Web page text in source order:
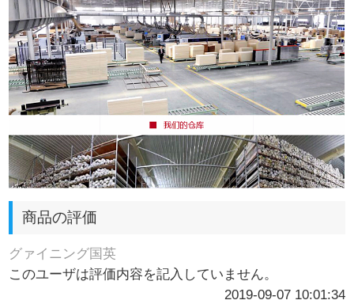
商品の評価
グァイニング国英
このユーザは評価内容を記入していません。
2019-09-07 10:01:34